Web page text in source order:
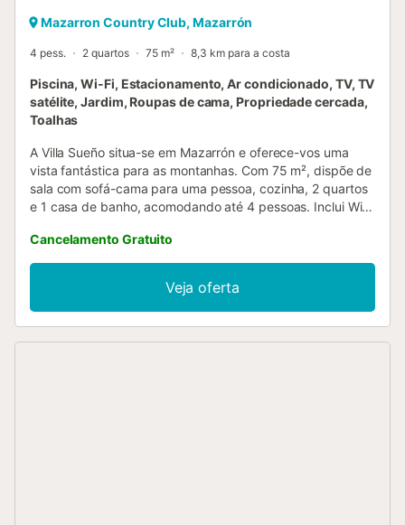
Mazarron Country Club, Mazarrón
4 pess. 2 quartos 75 m² 8,3 km para a costa
Piscina, Wi-Fi, Estacionamento, Ar condicionado, TV, TV
satélite, Jardim, Roupas de cama, Propriedade cercada,
Toalhas
A Villa Sueño situa-se em Mazarrón e oferece-vos uma
vista fantástica para as montanhas. Com 75 m², dispõe de
sala com sofá-cama para uma pessoa, cozinha, 2 quartos
e 1 casa de banho, acomodando até 4 pessoas. Inclui Wi-
com canais alemães, ar condicionado, ventoinha e
máquina de lavar roupa. Berço e cadeira alta para bebé
estão disponíveis. No exterior, usufruem de piscina
privada, jardim, terraço aberto, terraço coberto, varanda,
churrasqueira e duche exterior. Há um campo de ténis a
Cancelamento Gratuito
Veja oferta